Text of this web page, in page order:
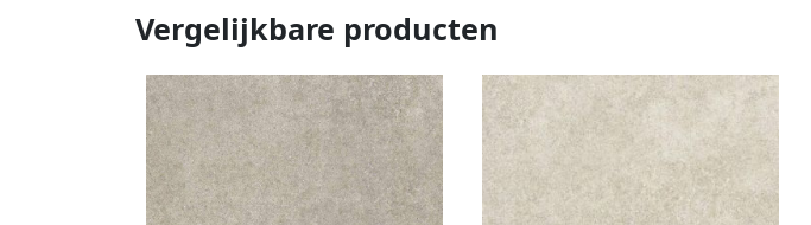
Vergelijkbare producten